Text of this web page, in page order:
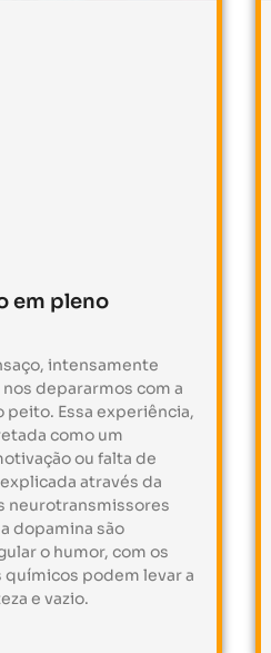
em pleno
intensamente
depararmos com a
peito. Essa experiência,
como um
ou falta de
através da
neurotransmissores
dopamina são
o humor, com os
podem levar a
e vazio.